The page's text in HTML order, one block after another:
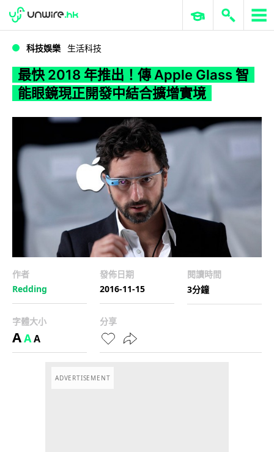
WWDC 2026 ERP 與商業 AI
科技娛樂 生活科技
最快 2018 年推出！傳 Apple Glass 智
能眼鏡現正開發中結合擴增實境
作者
Redding
發佈日期
2016-11-15
閱讀時間
3分鐘
字體大小
AAA
分享
ADVERTISEMENT